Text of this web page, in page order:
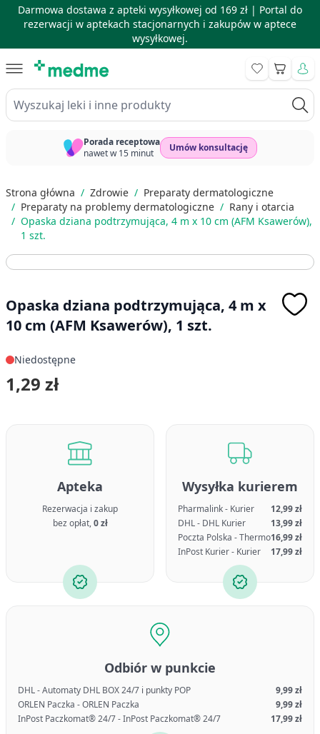
Darmowa dostawa z apteki wysyłkowej od 169 zł | Portal do
rezerwacji w aptekach stacjonarnych i zakupów w aptece
wysyłkowej.
Wyszukaj leki i inne produkty
Koszyk
Porada receptowa
nawet w 15 minut
Umów konsultację
Strona główna / Zdrowie / Preparaty dermatologiczne
/ Preparaty na problemy dermatologiczne / Rany i otarcia
/ Opaska dziana podtrzymująca, 4 m x 10 cm (AFM Ksawerów),
1 szt.
Opaska dziana podtrzymująca, 4 m x
10 cm (AFM Ksawerów), 1 szt.
Niedostępne
1,29 zł
Apteka
Rezerwacja i zakup
bez opłat,0 zł
Wysyłka kurierem
Pharmalink - Kurier
12,99 zł
DHL - DHL Kurier
13,99 zł
Poczta Polska - Thermo16,99 zł
InPost Kurier - Kurier
17,99 zł
Odbiór w punkcie
DHL - Automaty DHL BOX 24/7 i punkty POP
9,99 zł
ORLEN Paczka - ORLEN Paczka
9,99 zł
InPost Paczkomat® 24/7 - InPost Paczkomat® 24/7
17,99 zł